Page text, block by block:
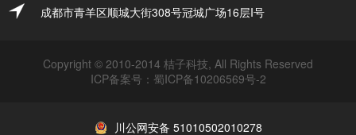
成都市青羊区顺城大街308号冠城广场16层I号
Copyright © 2010-2014 桔子科技, All Rights Reserved
ICP备案号： 蜀ICP备10206569号-2
川公网安备 51010502010278